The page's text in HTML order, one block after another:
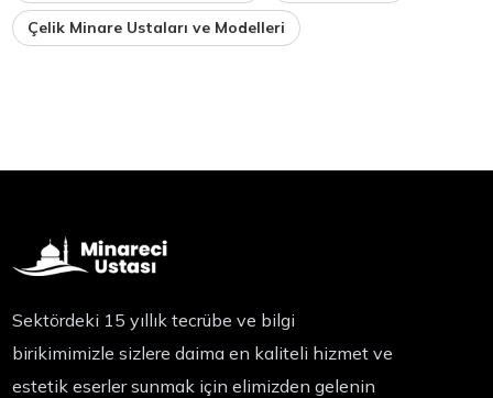
Çelik Minare Ustaları ve Modelleri
Sektördeki 15 yıllık tecrübe ve bilgi
birikimimizle sizlere daima en kaliteli hizmet ve
estetik eserler sunmak için elimizden gelenin